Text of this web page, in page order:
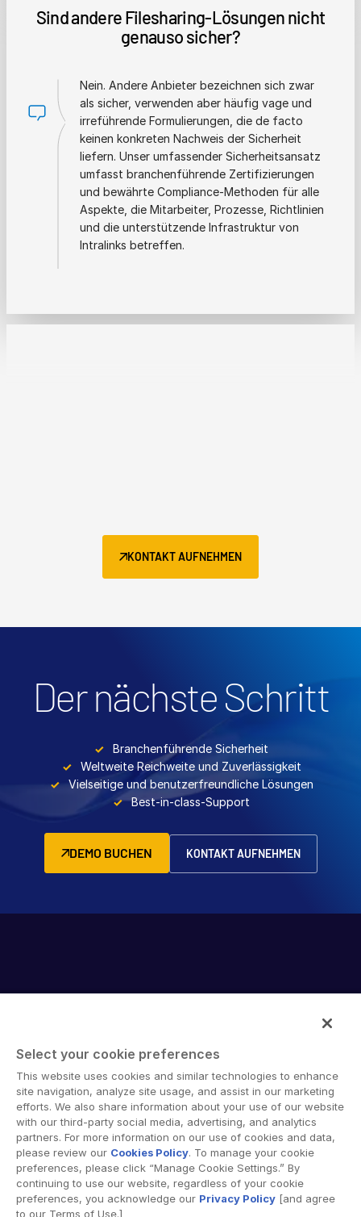
Sind andere Filesharing-Lösungen nicht
genauso sicher?
Nein. Andere Anbieter bezeichnen sich zwar
als sicher, verwenden aber häufig vage und
irreführende Formulierungen, die de facto
keinen konkreten Nachweis der Sicherheit
liefern. Unser umfassender Sicherheitsansatz
umfasst branchenführende Zertifizierungen
und bewährte Compliance-Methoden für alle
Aspekte, die Mitarbeiter, Prozesse, Richtlinien
und die unterstützende Infrastruktur von
Intralinks betreffen.
KONTAKT AUFNEHMEN
Der nächste Schritt
DEMO BUCHEN KONTAKT AUFNEHMEN
Branchenführende Sicherheit
Weltweite Reichweite und Zuverlässigkeit
Vielseitige und benutzerfreundliche Lösungen
Best-in-class-Support
Intralinks provides secure collaboration software and
secure online document sharing solutions that enable
enterprise collaboration across organizational, corporate
and geographical boundaries. Intralinks’ secure platform
provides tools for file sync and secure file-sharing,
collaborative workspaces and virtual data room (VDR)
solutions.
Select your cookie preferences
This website uses cookies and similar technologies to enhance
site navigation, analyze site usage, and assist in our marketing
efforts. We also share information about your use of our website
with our third-party social media, advertising, and analytics
partners. For more information on our use of cookies and data,
please review our Cookies Policy. To manage your cookie
preferences, please click “Manage Cookie Settings.” By
continuing to use our website, regardless of your cookie
preferences, you acknowledge our Privacy Policy [and agree
to our Terms of Use.]